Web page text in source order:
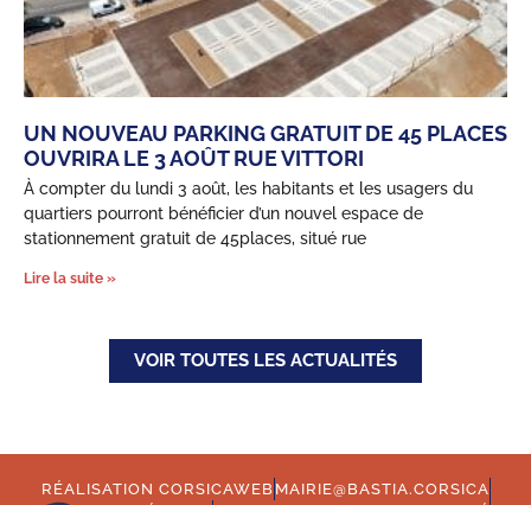
UN NOUVEAU PARKING GRATUIT DE 45 PLACES
OUVRIRA LE 3 AOÛT RUE VITTORI
À compter du lundi 3 août, les habitants et les usagers du
quartiers pourront bénéficier d’un nouvel espace de
stationnement gratuit de 45places, situé rue
Lire la suite »
VOIR TOUTES LES ACTUALITÉS
RÉALISATION CORSICAWEB MAIRIE@BASTIA.CORSICA